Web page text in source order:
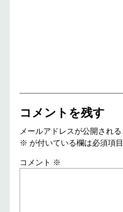
コメントを残す
メールアドレスが公開される
※ が付いている欄は必須項
コメント ※